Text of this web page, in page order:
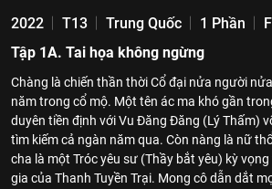
2022 T13 Trung Quốc 1 Phần
Tập 1A. Tai họa không ngừng
Chàng là chiến thần thời Cổ đại nửa người
năm trong cổ mộ. Một tên ác ma khó gần
duyên tiền định với Vu Đăng Đăng (Lý Thấm)
tìm kiếm cả ngàn năm qua. Còn nàng là nữ
cha là một Tróc yêu sư (Thầy bắt yêu) kỳ
gia của Thanh Tuyền Trại. Mong cô dẫn dắt